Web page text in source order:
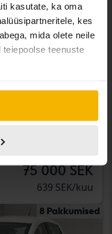
kasutate, ka oma
kes
mida olete neile
teenuste
75 000 SEK
639 SEK/kuu
8 Pakkumised